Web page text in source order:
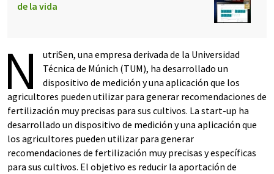
de la vida
N
utriSen, una empresa derivada de la Universidad
Técnica de Múnich (TUM), ha desarrollado un
dispositivo de medición y una aplicación que los
agricultores pueden utilizar para generar recomendaciones de
fertilización muy precisas para sus cultivos. La start-up ha
desarrollado un dispositivo de medición y una aplicación que
los agricultores pueden utilizar para generar
recomendaciones de fertilización muy precisas y específicas
para sus cultivos. El objetivo es reducir la aportación de